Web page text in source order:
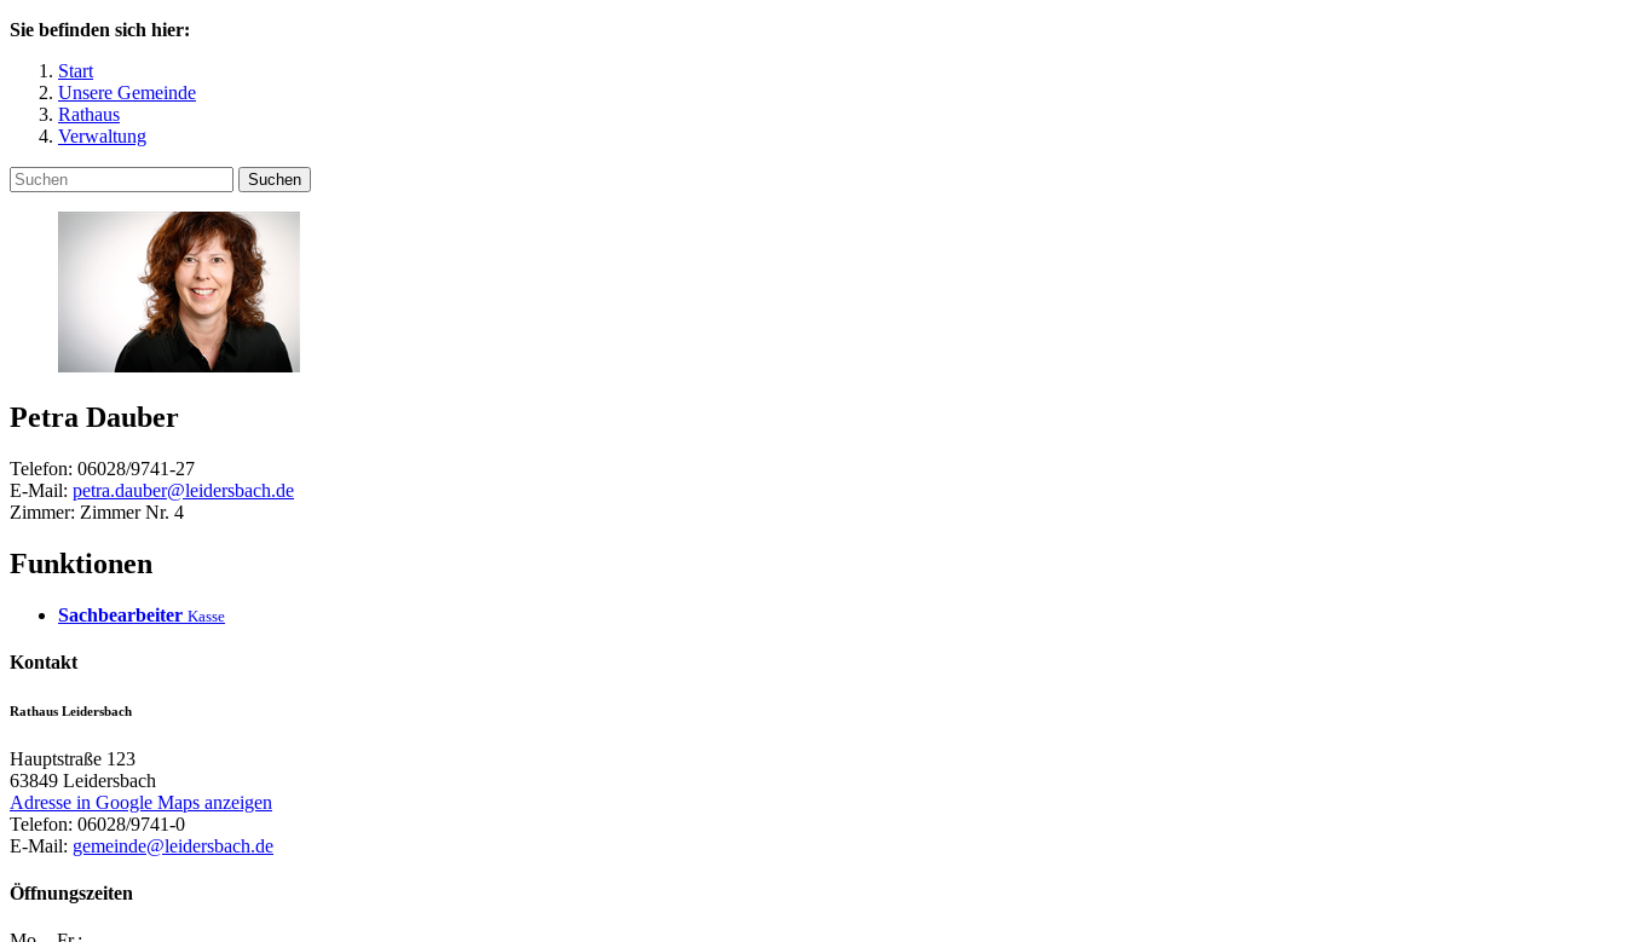
Sie befinden sich hier:
Start
Unsere Gemeinde
Rathaus
Verwaltung
Suchen
Petra Dauber
Telefon: 06028/9741-27
E-Mail: petra.dauber@leidersbach.de
Zimmer: Zimmer Nr. 4
Funktionen
Sachbearbeiter Kasse
Kontakt
Rathaus Leidersbach
Hauptstraße 123
63849 Leidersbach
Adresse in Google Maps anzeigen
Telefon: 06028/9741-0
E-Mail: gemeinde@leidersbach.de
Öffnungszeiten